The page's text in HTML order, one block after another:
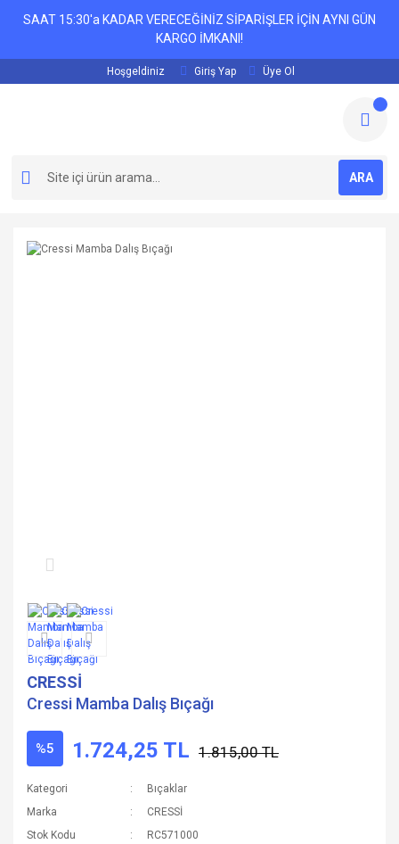
SAAT 15:30'a KADAR VERECEĞİNİZ SİPARİŞLER İÇİN AYNI GÜN
KARGO İMKANI!
Hoşgeldiniz Giriş Yap Üye Ol
ARA
CRESSİ
Cressi Mamba Dalış Bıçağı
%5 1.724,25 TL 1.815,00 TL
Kategori
Bıçaklar
Marka
CRESSİ
Stok Kodu
RC571000